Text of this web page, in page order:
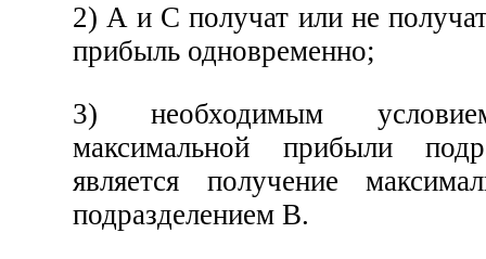
2) А и С получат или не
прибыль одновременно;
3) необходимым
максимальной прибыли
является получение
подразделением В.